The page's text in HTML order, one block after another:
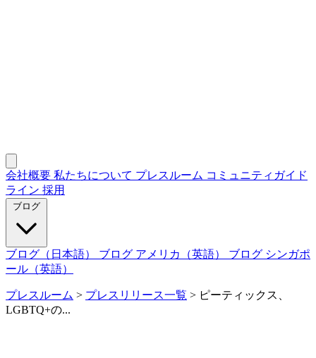
会社概要 私たちについて プレスルーム コミュニティガイド
ライン 採用
ブログ
ブログ（日本語） ブログ アメリカ（英語） ブログ シンガポ
ール（英語）
プレスルーム > プレスリリース一覧 > ピーティックス、
LGBTQ+の...